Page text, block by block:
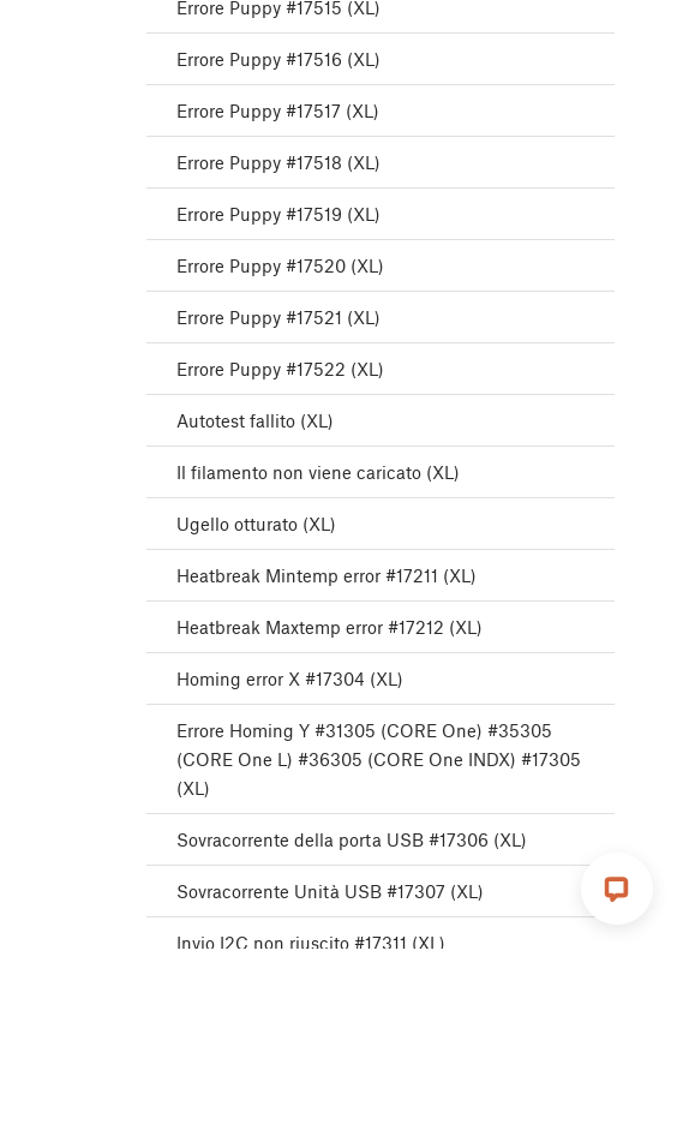
Errore Puppy #17515 (XL)
Errore Puppy #17516 (XL)
Errore Puppy #17517 (XL)
Errore Puppy #17518 (XL)
Errore Puppy #17519 (XL)
Errore Puppy #17520 (XL)
Errore Puppy #17521 (XL)
Errore Puppy #17522 (XL)
Autotest fallito (XL)
Il filamento non viene caricato (XL)
Ugello otturato (XL)
Heatbreak Mintemp error #17211 (XL)
Heatbreak Maxtemp error #17212 (XL)
Homing error X #17304 (XL)
Errore Homing Y #31305 (CORE One) #35305
(CORE One L) #36305 (CORE One INDX) #17305
(XL)
Sovracorrente della porta USB #17306 (XL)
Sovracorrente Unità USB #17307 (XL)
Invio I2C non riuscito #17311 (XL)